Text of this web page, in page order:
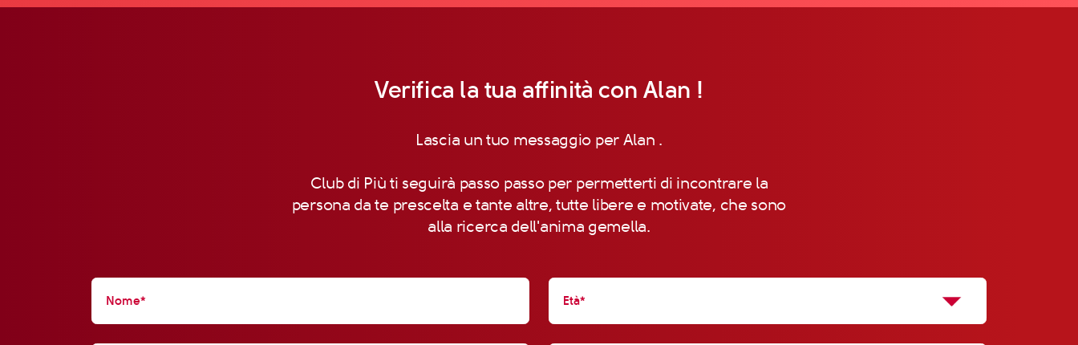
Verifica la tua affinità con Alan !
Lascia un tuo messaggio per Alan .
Club di Più ti seguirà passo passo per permetterti di incontrare la
persona da te prescelta e tante altre, tutte libere e motivate, che sono
alla ricerca dell'anima gemella.